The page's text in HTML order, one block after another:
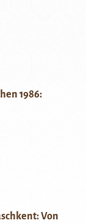
1986:
Von